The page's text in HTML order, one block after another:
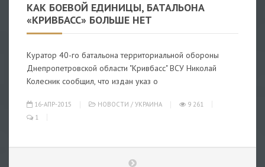
КАК БОЕВОЙ ЕДИНИЦЫ, БАТАЛЬОНА
«КРИВБАСС» БОЛЬШЕ НЕТ
Куратор 40-го батальона территориальной обороны
Днепропетровской области "Кривбасс" ВСУ Николай
Колесник сообщил, что издан указ о
16-АПР-2015 НОВОСТИ / УКРАИНА
9 261
1